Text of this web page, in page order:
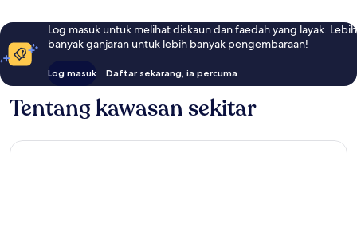
Log masuk untuk melihat diskaun dan faedah yang layak. Lebih
banyak ganjaran untuk lebih banyak pengembaraan!
Log masuk Daftar sekarang, ia percuma
Tentang kawasan sekitar